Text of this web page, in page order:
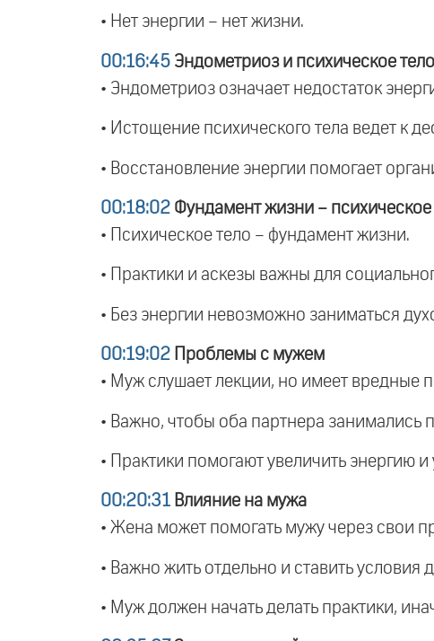
• Нет энергии – нет жизни.
00:16:45 Эндометриоз и психическое тело
• Эндометриоз означает недостаток
• Истощение психического тела ведет к
• Восстановление энергии помогает
00:18:02 Фундамент жизни – психическое
• Психическое тело – фундамент жизни.
• Практики и аскезы важны для
• Без энергии невозможно заниматься
00:19:02 Проблемы с мужем
• Муж слушает лекции, но имеет вредные
• Важно, чтобы оба партнера занимались
• Практики помогают увеличить энергию
00:20:31 Влияние на мужа
• Жена может помогать мужу через свои
• Важно жить отдельно и ставить условия
• Муж должен начать делать практики,